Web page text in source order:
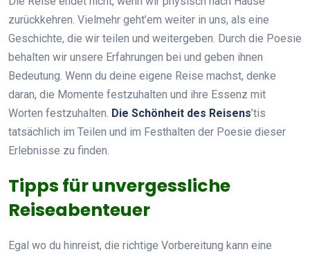
zurückkehren. Vielmehr geht’em weiter in uns, als eine
Geschichte, die wir teilen und weitergeben. Durch die Poesie
behalten wir unsere Erfahrungen bei und geben ihnen
Bedeutung. Wenn du deine eigene Reise machst, denke
daran, die Momente festzuhalten und ihre Essenz mit
Worten festzuhalten. Die Schönheit des Reisens’tis
tatsächlich im Teilen und im Festhalten der Poesie dieser
Erlebnisse zu finden.
Tipps für unvergessliche
Reiseabenteuer
Egal wo du hinreist, die richtige Vorbereitung kann eine